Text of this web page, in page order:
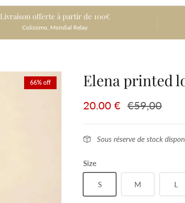
Livraison offerte à partir de 100€
Colissimo, Mondial Relay
66% off Elena printed
20.00 € €59,00
Sous réserve de stock
Size
S M L